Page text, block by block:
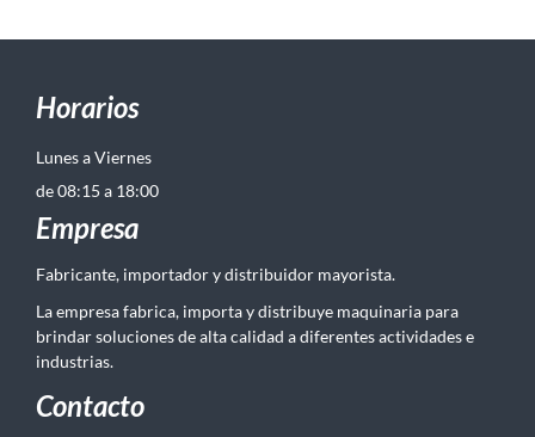
Horarios
Lunes a Viernes
de 08:15 a 18:00
Empresa
Fabricante, importador y distribuidor mayorista.
La empresa fabrica, importa y distribuye maquinaria para
brindar soluciones de alta calidad a diferentes actividades e
industrias.
Contacto